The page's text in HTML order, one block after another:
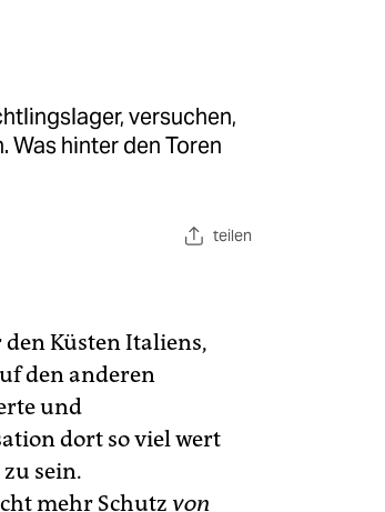
versuchen,
Was hinter den Toren
teilen
Küsten Italiens,
den anderen
und
dort so viel wert
sein.
mehr Schutz von